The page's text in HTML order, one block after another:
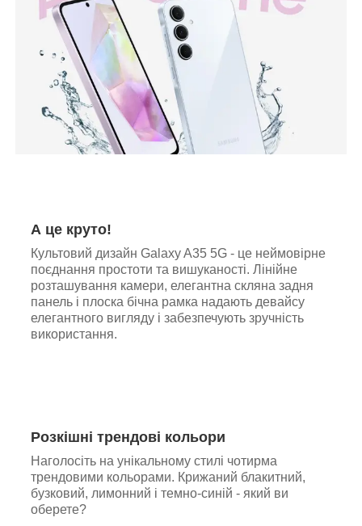
А це круто!
Культовий дизайн Galaxy A35 5G - це неймовірне
поєднання простоти та вишуканості. Лінійне
розташування камери, елегантна скляна задня
панель і плоска бічна рамка надають девайсу
елегантного вигляду і забезпечують зручність
використання.
Розкішні трендові кольори
Наголосіть на унікальному стилі чотирма
трендовими кольорами. Крижаний блакитний,
бузковий, лимонний і темно-синій - який ви
оберете?